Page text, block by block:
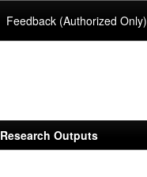
Feedback (Authorized Only)
Research Outputs